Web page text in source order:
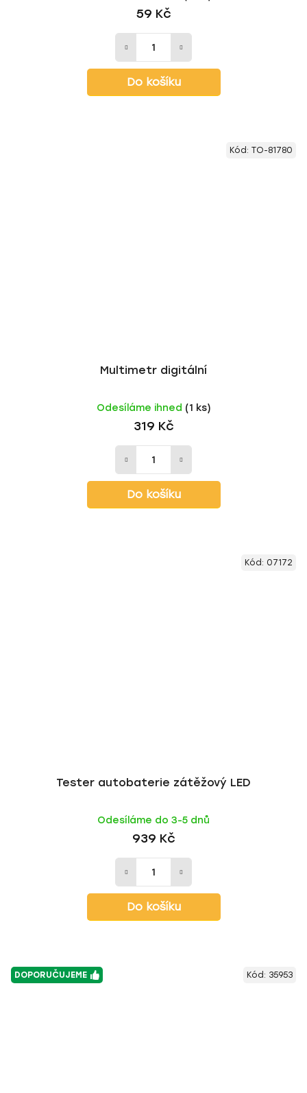
59 Kč
Do košíku
Multimetr digitální
Odesíláme ihned (1 ks)
319 Kč
Do košíku
Kód: TO-81780
Tester autobaterie zátěžový LED
Odesíláme do 3-5 dnů
939 Kč
Do košíku
Kód: 07172
DOPORUČUJEME Kód: 35953